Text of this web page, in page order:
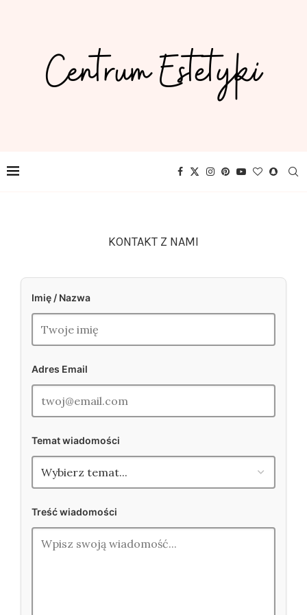
KONTAKT Z NAMI
Imię / Nazwa
Adres Email
Temat wiadomości
Treść wiadomości